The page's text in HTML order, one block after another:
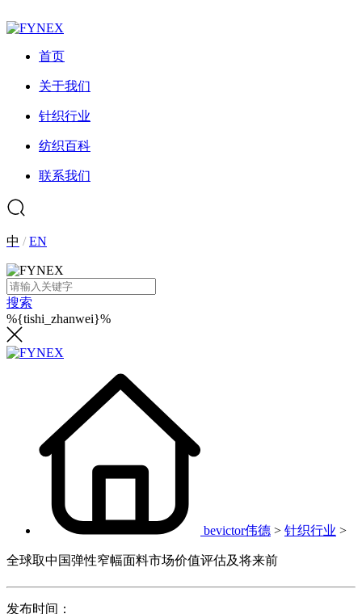
首页
关于我们
针织行业
纺织百科
联系我们
中 /EN
搜索
%{tishi_zhanwei}%
bevictor伟德 > 针织行业 >
全球取中国弹性窄幅面料市场价值评估及将来前
发布时间：